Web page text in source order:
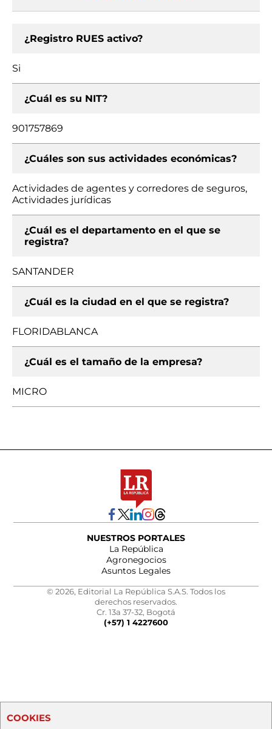
¿Registro RUES activo?
Si
¿Cuál es su NIT?
901757869
¿Cuáles son sus actividades económicas?
Actividades de agentes y corredores de seguros,
Actividades jurídicas
¿Cuál es el departamento en el que se
registra?
SANTANDER
¿Cuál es la ciudad en el que se registra?
FLORIDABLANCA
¿Cuál es el tamaño de la empresa?
MICRO
NUESTROS PORTALES
La República
Agronegocios
Asuntos Legales
© 2026, Editorial La República S.A.S. Todos los
derechos reservados.
Cr. 13a 37-32, Bogotá
(+57) 1 4227600
COOKIES